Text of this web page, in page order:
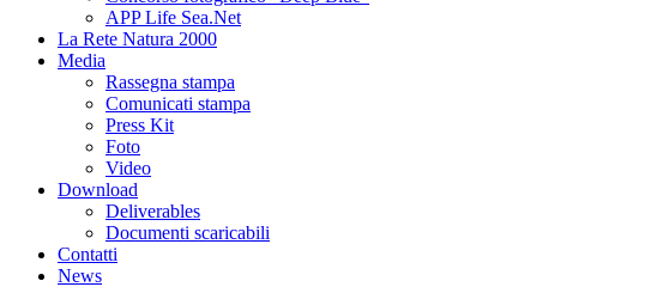
APP Life Sea.Net
La Rete Natura 2000
Media
Rassegna stampa
Comunicati stampa
Press Kit
Foto
Video
Download
Deliverables
Documenti scaricabili
Contatti
News